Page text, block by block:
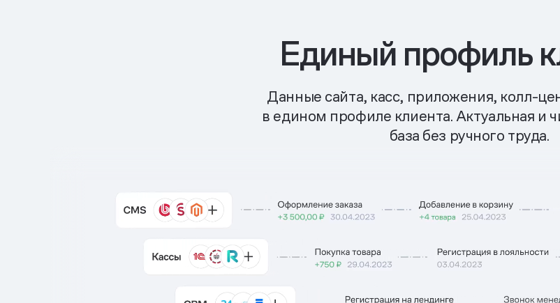
Единый профиль
Данные сайта, касс, приложения, колл-
в едином профиле клиента. Актуальная и
база без ручного труда.